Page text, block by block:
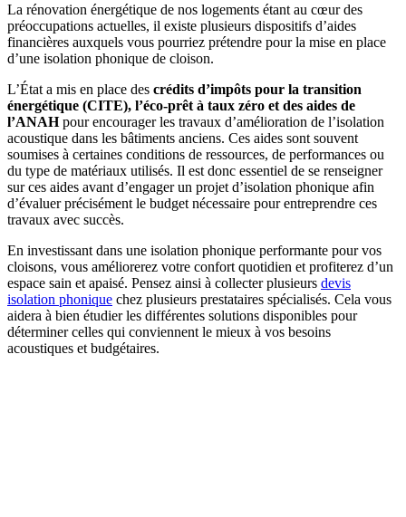
La rénovation énergétique de nos logements étant au cœur des
préoccupations actuelles, il existe plusieurs dispositifs d’aides
financières auxquels vous pourriez prétendre pour la mise en place
d’une isolation phonique de cloison.
L’État a mis en place des crédits d’impôts pour la transition
énergétique (CITE), l’éco-prêt à taux zéro et des aides de
l’ANAHpour encourager les travaux d’amélioration de l’isolation
acoustique dans les bâtiments anciens. Ces aides sont souvent
soumises à certaines conditions de ressources, de performances ou
du type de matériaux utilisés. Il est donc essentiel de se renseigner
sur ces aides avant d’engager un projet d’isolation phonique afin
d’évaluer précisément le budget nécessaire pour entreprendre ces
travaux avec succès.
En investissant dans une isolation phonique performante pour vos
cloisons, vous améliorerez votre confort quotidien et profiterez d’un
espace sain et apaisé. Pensez ainsi à collecter plusieurs devis
isolation phonique chez plusieurs prestataires spécialisés. Cela vous
aidera à bien étudier les différentes solutions disponibles pour
déterminer celles qui conviennent le mieux à vos besoins
acoustiques et budgétaires.